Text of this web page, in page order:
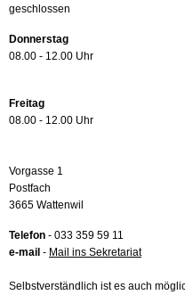
geschlossen
Donnerstag
08.00 - 12.00 Uhr
Freitag
08.00 - 12.00 Uhr
Vorgasse 1
Postfach
3665 Wattenwil
Telefon - 033 359 59 11
e-mail - Mail ins Sekretariat
Selbstverständlich ist es auch